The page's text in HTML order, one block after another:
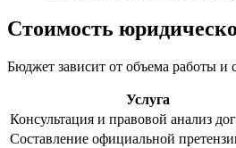
Стоимость
Бюджет зависит от объема работы
Услуга
Консультация и правовой анализ
Составление официальной